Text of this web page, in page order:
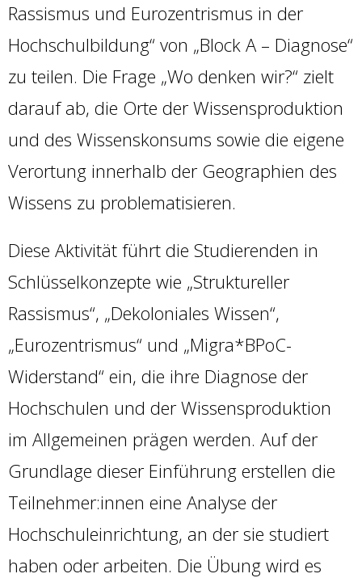
Rassismus und Eurozentrismus in der
Hochschulbildung“ von „Block A – Diagnose“
zu teilen. Die Frage „Wo denken wir?“ zielt
darauf ab, die Orte der Wissensproduktion
und des Wissenskonsums sowie die eigene
Verortung innerhalb der Geographien des
Wissens zu problematisieren.
Diese Aktivität führt die Studierenden in
Schlüsselkonzepte wie „Struktureller
Rassismus“, „Dekoloniales Wissen“,
„Eurozentrismus“ und „Migra*BPoC-
Widerstand“ ein, die ihre Diagnose der
Hochschulen und der Wissensproduktion
im Allgemeinen prägen werden. Auf der
Grundlage dieser Einführung erstellen die
Teilnehmer:innen eine Analyse der
Hochschuleinrichtung, an der sie studiert
haben oder arbeiten. Die Übung wird es